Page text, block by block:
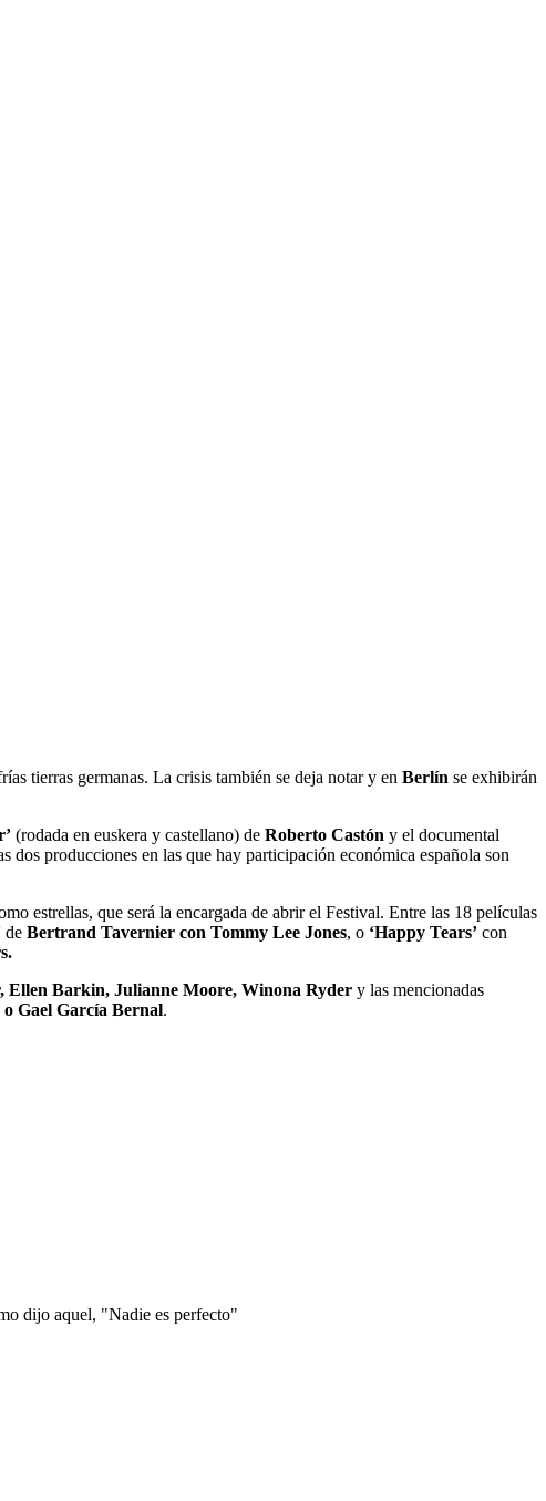
tierras germanas. La crisis también se deja notar y en Berlín se exhibirán
(rodada en euskera y castellano) de Roberto Castón y el documental
dos producciones en las que hay participación económica española son
estrellas, que será la encargada de abrir el Festival. Entre las 18 películas
de Bertrand Tavernier con Tommy Lee Jones, o ‘Happy Tears’ con
Ellen Barkin, Julianne Moore, Winona Ryder y las mencionadas
Gael García Bernal.
dijo aquel, "Nadie es perfecto"